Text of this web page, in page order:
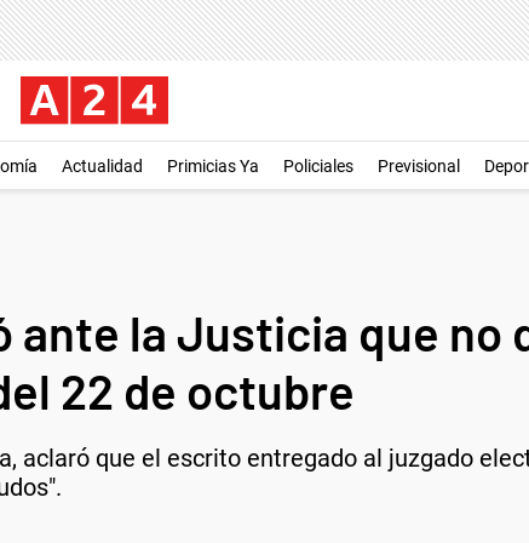
Actualidad Primicias Ya Policiales Previsional
ante la Justicia que no
22 de octubre
aclaró que el escrito entregado al juzgado